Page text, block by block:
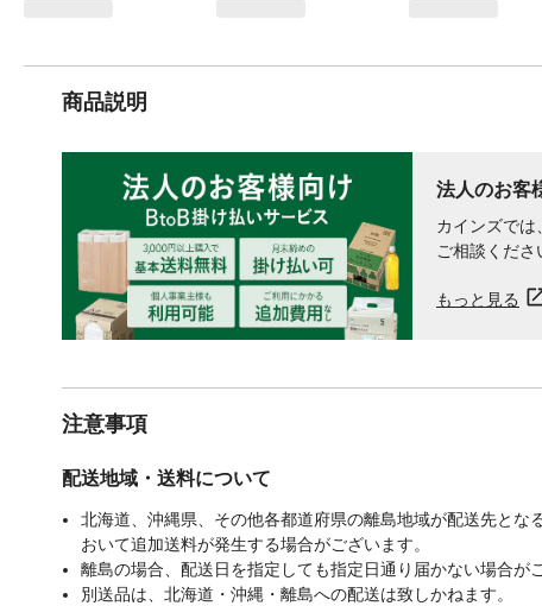
商品説明
法人のお客
カインズで
ご相談くださ
もっと見る
注意事項
配送地域・送料について
北海道、沖縄県、その他各都道府県の離島地域が配送先と
おいて追加送料が発生する場合がございます。
離島の場合、配送日を指定しても指定日通り届かない場合が
別送品は、北海道・沖縄・離島への配送は致しかねます。